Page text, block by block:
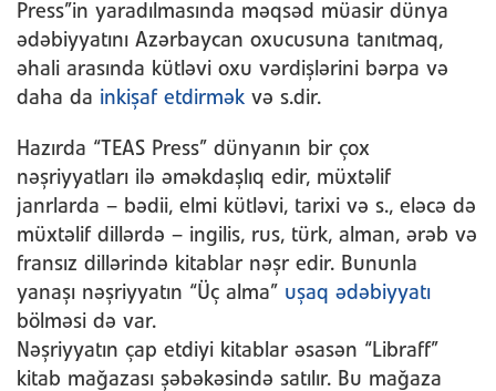
Press”in yaradılmasında məqsəd müasir dünya
ədəbiyyatını Azərbaycan oxucusuna tanıtmaq,
əhali arasında kütləvi oxu vərdişlərini bərpa və
daha da inkişaf etdirmək və s.dir.
Hazırda “TEAS Press” dünyanın bir çox
nəşriyyatları ilə əməkdaşlıq edir, müxtəlif
janrlarda – bədii, elmi kütləvi, tarixi və s., eləcə də
müxtəlif dillərdə – ingilis, rus, türk, alman, ərəb və
fransız dillərində kitablar nəşr edir. Bununla
yanaşı nəşriyyatın “Üç alma” uşaq ədəbiyyatı
bölməsi də var.
Nəşriyyatın çap etdiyi kitablar əsasən “Libraff”
kitab mağazası şəbəkəsində satılır. Bu mağaza